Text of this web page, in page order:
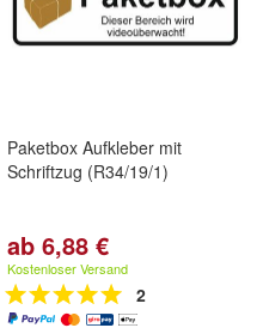
Paketbox Aufkleber mit
Schriftzug (R34/19/1)
ab 6,88 €
Kostenloser Versand
2